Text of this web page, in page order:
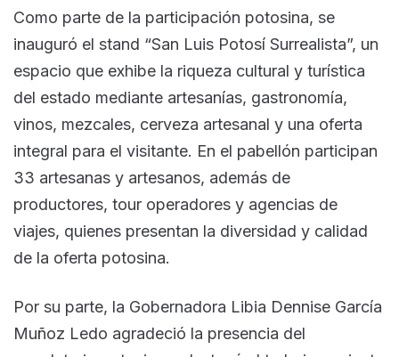
Como parte de la participación potosina, se
inauguró el stand “San Luis Potosí Surrealista”, un
espacio que exhibe la riqueza cultural y turística
del estado mediante artesanías, gastronomía,
vinos, mezcales, cerveza artesanal y una oferta
integral para el visitante. En el pabellón participan
33 artesanas y artesanos, además de
productores, tour operadores y agencias de
viajes, quienes presentan la diversidad y calidad
de la oferta potosina.
Por su parte, la Gobernadora Libia Dennise García
Muñoz Ledo agradeció la presencia del